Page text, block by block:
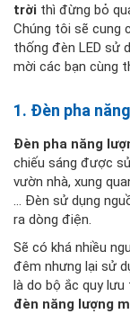
trời thì đừng bỏ
Chúng tôi sẽ cung
thống đèn LED sử
mời các bạn cùng
1. Đèn pha
Đèn pha năng
chiếu sáng được
vườn nhà, xung
… Đèn sử dụng
ra dòng điện.
Sẽ có khá nhiều
đêm nhưng lại sử
là do bộ ắc quy
đèn năng lượng